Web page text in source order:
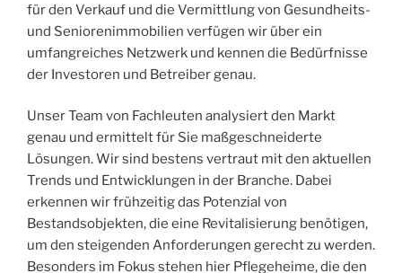
für den Verkauf und die Vermittlung von Gesundheits-
und Seniorenimmobilien verfügen wir über ein
umfangreiches Netzwerk und kennen die Bedürfnisse
der Investoren und Betreiber genau.
Unser Team von Fachleuten analysiert den Markt
genau und ermittelt für Sie maßgeschneiderte
Lösungen. Wir sind bestens vertraut mit den aktuellen
Trends und Entwicklungen in der Branche. Dabei
erkennen wir frühzeitig das Potenzial von
Bestandsobjekten, die eine Revitalisierung benötigen,
um den steigenden Anforderungen gerecht zu werden.
Besonders im Fokus stehen hier Pflegeheime, die den